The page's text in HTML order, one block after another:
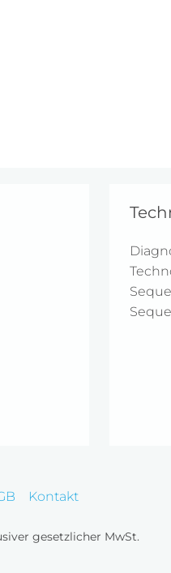
Kontakt
gesetzlicher MwSt.